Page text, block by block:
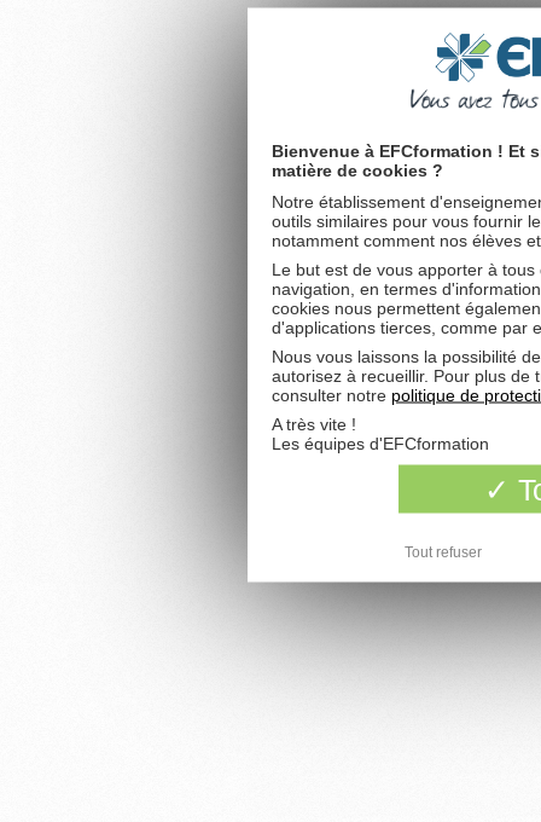
Bienvenue à EFCformation ! Et
matière de cookies ?
Notre établissement
outils similaires pour vous fournir
notamment comment nos élèves
Le but est de vous apporter à
navigation, en termes
cookies nous permettent
d'applications tierces, comme par
Nous vous laissons la possibilité
autorisez à recueillir. Pour plus de
consulter notre politique de
A très vite !
Les équipes d'EFCformation
Tout refuser